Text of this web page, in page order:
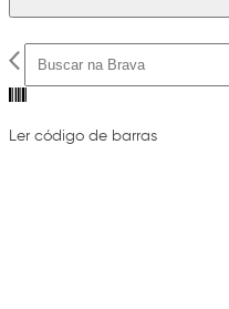
Ler código de barras